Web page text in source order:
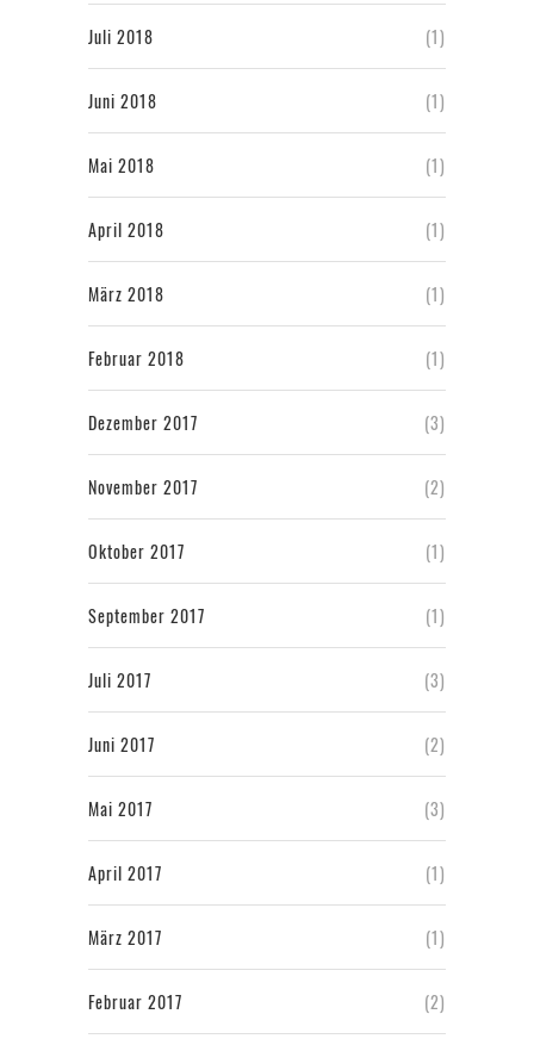
Juli 2018 (1)
Juni 2018 (1)
Mai 2018 (1)
April 2018 (1)
März 2018 (1)
Februar 2018 (1)
Dezember 2017 (3)
November 2017 (2)
Oktober 2017 (1)
September 2017 (1)
Juli 2017 (3)
Juni 2017 (2)
Mai 2017 (3)
April 2017 (1)
März 2017 (1)
Februar 2017 (2)